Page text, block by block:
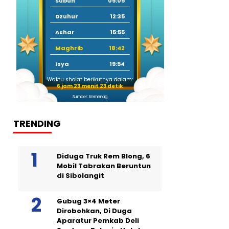
Dzuhur
12:35
Ashar
15:55
Maghrib
18:42
Isya
19:54
Waktu sholat berikutnya dalam:
6 jam 23 menit 22 detik
Sumber: Kemenag
TRENDING
Diduga Truk Rem Blong, 6
Mobil Tabrakan Beruntun
di Sibolangit
Gubug 3×4 Meter
Dirobohkan, Di Duga
Aparatur Pemkab Deli